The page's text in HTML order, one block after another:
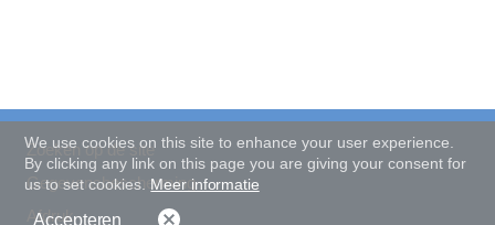
Zoeken op de site
Gegevensbescherming
Afdruk
We use cookies on this site to enhance your user experience.
By clicking any link on this page you are giving your consent for
us to set cookies. Meer informatie
Accepteren